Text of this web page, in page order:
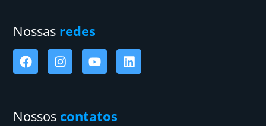
Nossas redes
Nossos contatos